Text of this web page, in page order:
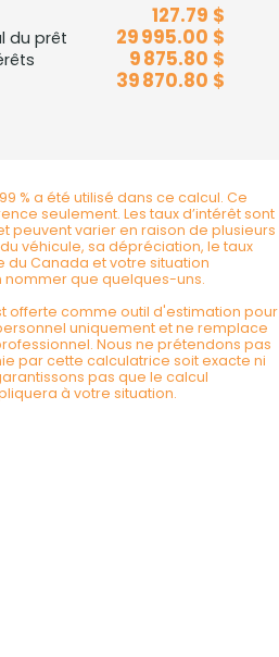
127.79 $
du prêt 29 995.00 $
9 875.80 $
39 870.80 $
% a été utilisé dans ce calcul. Ce
seulement. Les taux d’intérêt sont
peuvent varier en raison de plusieurs
véhicule, sa dépréciation, le taux
du Canada et votre situation
nommer que quelques-uns.
offerte comme outil d'estimation pour
uniquement et ne remplace
Nous ne prétendons pas
par cette calculatrice soit exacte ni
pas que le calcul
à votre situation.